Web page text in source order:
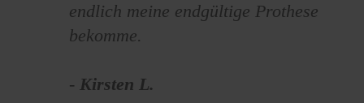
endlich meine endgültige Prothese
bekomme.
- Kirsten L.